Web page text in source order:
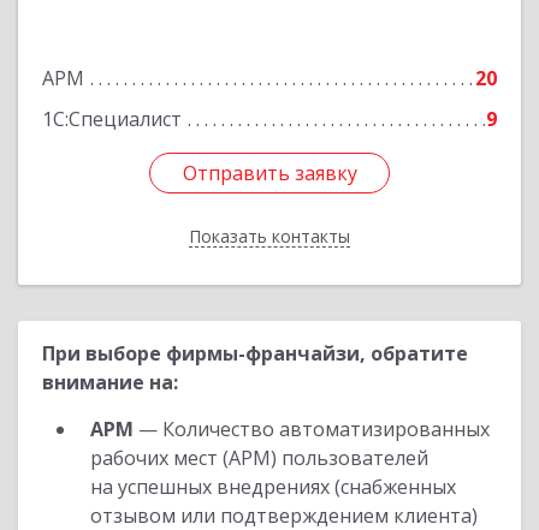
АРМ
20
1С:Специалист
9
Отправить заявку
Показать контакты
Подробнее
Отправить заявку
Назад
При выборе фирмы-франчайзи, обратите
внимание на:
АРМ — Количество автоматизированных
рабочих мест (АРМ) пользователей
на успешных внедрениях (снабженных
отзывом или подтверждением клиента)